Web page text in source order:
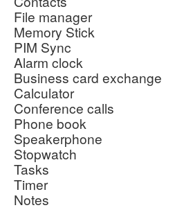
File manager
Memory Stick
PIM Sync
Alarm clock
Business card exchange
Calculator
Conference calls
Phone book
Speakerphone
Stopwatch
Tasks
Timer
Notes